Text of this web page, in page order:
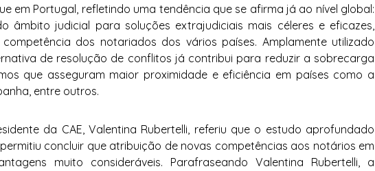
em Portugal, refletindo uma tendência que se afirma já ao nível global:
âmbito judicial para soluções extrajudiciais mais céleres e eficazes,
dos notariados dos vários países. Amplamente utilizado
de resolução de conflitos já contribui para reduzir a sobrecarga
que asseguram maior proximidade e eficiência em países como a
entre outros.
da CAE, Valentina Rubertelli, referiu que o estudo aprofundado
concluir que atribuição de novas competências aos notários em
muito consideráveis. Parafraseando Valentina Rubertelli, a